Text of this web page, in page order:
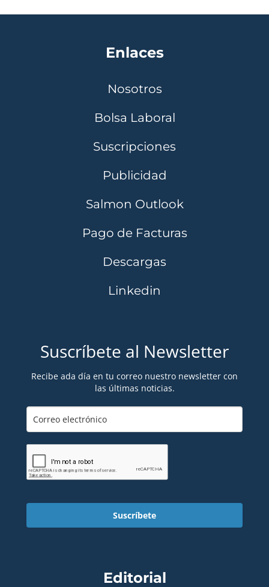
Enlaces
Nosotros
Bolsa Laboral
Suscripciones
Publicidad
Salmon Outlook
Pago de Facturas
Descargas
Linkedin
Suscríbete al Newsletter
Recibe ada día en tu correo nuestro newsletter con
las últimas noticias.
Suscríbete
Editorial